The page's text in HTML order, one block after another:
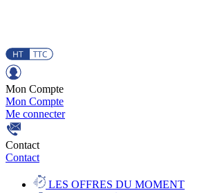
Mon Compte
Mon Compte
Me connecter
Contact
Contact
LES OFFRES DU MOMENT